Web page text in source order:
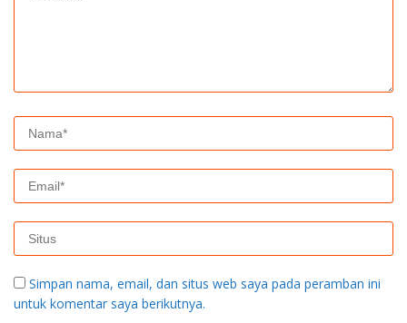
Simpan nama, email, dan situs web saya pada peramban ini
untuk komentar saya berikutnya.